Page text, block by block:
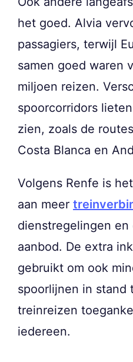
het goed. Alvia
passagiers, terwijl
samen goed waren
miljoen reizen.
spoorcorridors
zien, zoals de
Costa Blanca en
Volgens Renfe is
aan meer
dienstregelingen
aanbod. De extra
gebruikt om ook
spoorlijnen in stand
treinreizen
iedereen.